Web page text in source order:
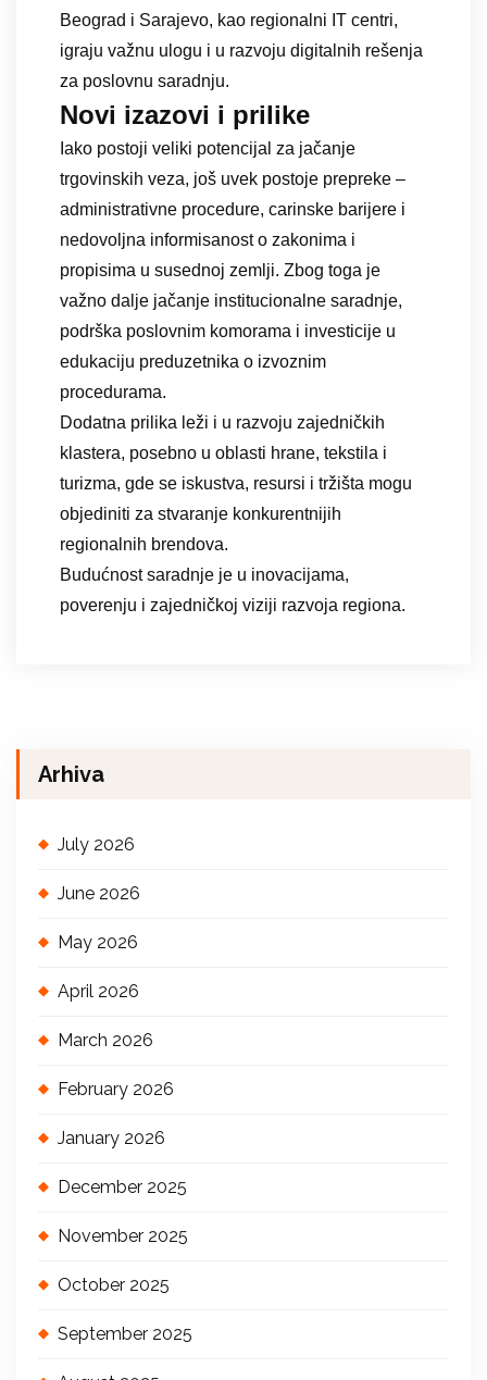
Beograd i Sarajevo, kao regionalni IT centri,
igraju važnu ulogu i u razvoju digitalnih rešenja
za poslovnu saradnju.
Novi izazovi i prilike
Iako postoji veliki potencijal za jačanje
trgovinskih veza, još uvek postoje prepreke –
administrativne procedure, carinske barijere i
nedovoljna informisanost o zakonima i
propisima u susednoj zemlji. Zbog toga je
važno dalje jačanje institucionalne saradnje,
podrška poslovnim komorama i investicije u
edukaciju preduzetnika o izvoznim
procedurama.
Dodatna prilika leži i u razvoju zajedničkih
klastera, posebno u oblasti hrane, tekstila i
turizma, gde se iskustva, resursi i tržišta mogu
objediniti za stvaranje konkurentnijih
regionalnih brendova.
Budućnost saradnje je u inovacijama,
poverenju i zajedničkoj viziji razvoja regiona.
Arhiva
July 2026
June 2026
May 2026
April 2026
March 2026
February 2026
January 2026
December 2025
November 2025
October 2025
September 2025